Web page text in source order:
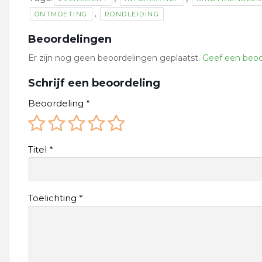
ONTMOETING , RONDLEIDING
Beoordelingen
Er zijn nog geen beoordelingen geplaatst. Geef een
Schrijf een beoordeling
Beoordeling *
Titel *
Toelichting *